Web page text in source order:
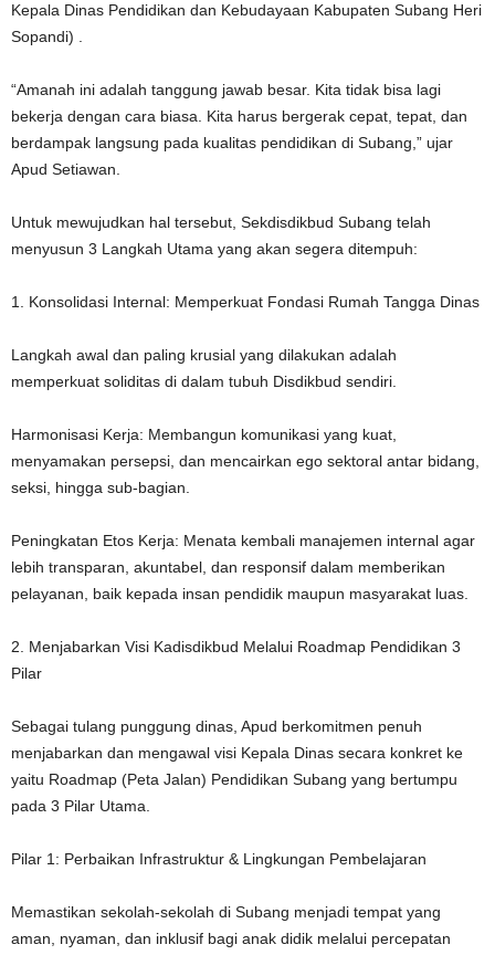
Kepala Dinas Pendidikan dan Kebudayaan Kabupaten Subang Heri
Sopandi) .
“Amanah ini adalah tanggung jawab besar. Kita tidak bisa lagi
bekerja dengan cara biasa. Kita harus bergerak cepat, tepat, dan
berdampak langsung pada kualitas pendidikan di Subang,” ujar
Apud Setiawan.
Untuk mewujudkan hal tersebut, Sekdisdikbud Subang telah
menyusun 3 Langkah Utama yang akan segera ditempuh:
1. Konsolidasi Internal: Memperkuat Fondasi Rumah Tangga Dinas
Langkah awal dan paling krusial yang dilakukan adalah
memperkuat soliditas di dalam tubuh Disdikbud sendiri.
Harmonisasi Kerja: Membangun komunikasi yang kuat,
menyamakan persepsi, dan mencairkan ego sektoral antar bidang,
seksi, hingga sub-bagian.
Peningkatan Etos Kerja: Menata kembali manajemen internal agar
lebih transparan, akuntabel, dan responsif dalam memberikan
pelayanan, baik kepada insan pendidik maupun masyarakat luas.
2. Menjabarkan Visi Kadisdikbud Melalui Roadmap Pendidikan 3
Pilar
Sebagai tulang punggung dinas, Apud berkomitmen penuh
menjabarkan dan mengawal visi Kepala Dinas secara konkret ke
yaitu Roadmap (Peta Jalan) Pendidikan Subang yang bertumpu
pada 3 Pilar Utama.
Pilar 1: Perbaikan Infrastruktur & Lingkungan Pembelajaran
Memastikan sekolah-sekolah di Subang menjadi tempat yang
aman, nyaman, dan inklusif bagi anak didik melalui percepatan